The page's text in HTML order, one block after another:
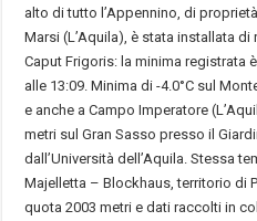
alto di tutto l’Appennino, di
Marsi (L’Aquila), è stata installata
Caput Frigoris: la minima registrata
alle 13:09. Minima di -4.0°C sul
e anche a Campo Imperatore
metri sul Gran Sasso presso il
dall’Università dell’Aquila. Stessa
Majelletta – Blockhaus, territorio di
quota 2003 metri e dati raccolti in